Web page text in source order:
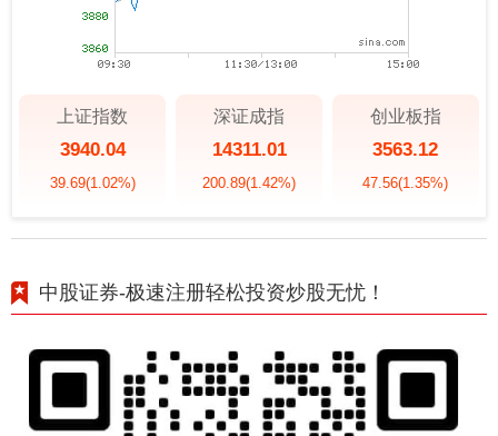
上证指数
3940.04
39.69(1.02%)
深证成指
14311.01
200.89(1.42%)
创业板指
3563.12
47.56(1.35%)
中股证券-极速注册轻松投资炒股无忧！